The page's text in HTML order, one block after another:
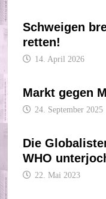
Schweigen
retten!
14. April 2026
Markt gegen
24. September 2025
Die
WHO
22. Mai 2023